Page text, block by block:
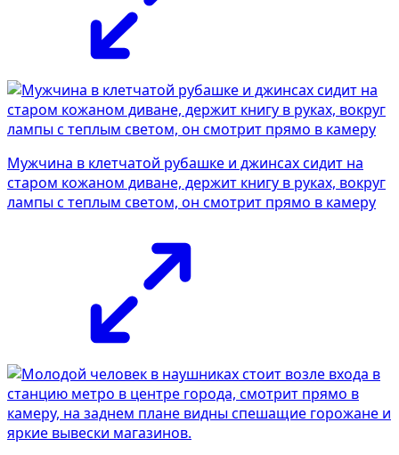
Мужчина в клетчатой рубашке и джинсах сидит на
старом кожаном диване, держит книгу в руках, вокруг
лампы с теплым светом, он смотрит прямо в камеру